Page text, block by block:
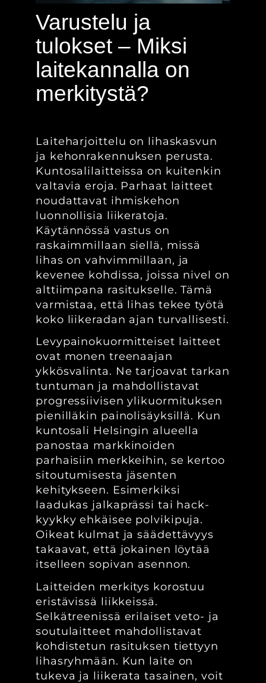
Varustelu ja
tulokset – Miksi
laitekannalla on
merkitystä?
Laiteharjoittelu on lihaskasvun
ja kehonrakennuksen perusta.
Kuntosalilaitteissa on kuitenkin
valtavia eroja. Parhaat laitteet
noudattavat ihmiskehon
luonnollisia liikeratoja.
Käytännössä vastus on
raskaimmillaan siellä, missä
lihas on vahvimmillaan, ja
kevenee kohdissa, joissa nivel on
alttiimpana rasitukselle. Tämä
varmistaa, että lihas tekee työtä
koko liikeradan ajan turvallisesti.
Levypainokuormitteiset laitteet
ovat monen treenaajan
ykkösvalinta. Ne tarjoavat tarkan
tuntuman ja mahdollistavat
progressiivisen ylikuormituksen
pienilläkin painolisäyksillä. Kun
kuntosali Helsingin alueella
panostaa markkinoiden
parhaisiin merkkeihin, se kertoo
sitoutumisesta jäsenten
kehitykseen. Esimerkiksi
laadukas jalkaprässi tai hack-
kyykky ehkäisee polvikipuja.
Oikeat kulmat ja säädettävyys
takaavat, että jokainen löytää
itselleen sopivan asennon.
Laitteiden merkitys korostuu
eristävissä liikkeissä.
Selkätreenissä erilaiset veto- ja
soutulaitteet mahdollistavat
kohdistetun rasituksen tiettyyn
lihasryhmään. Kun laite on
tukeva ja liikerata tasainen, voit